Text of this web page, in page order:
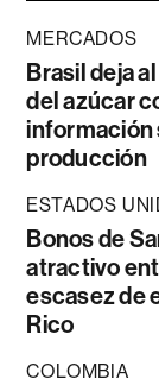
MERCADOS
Brasil deja
del azúcar
información
producción
ESTADOS
Bonos de
atractivo
escasez de
Rico
COLOMBIA